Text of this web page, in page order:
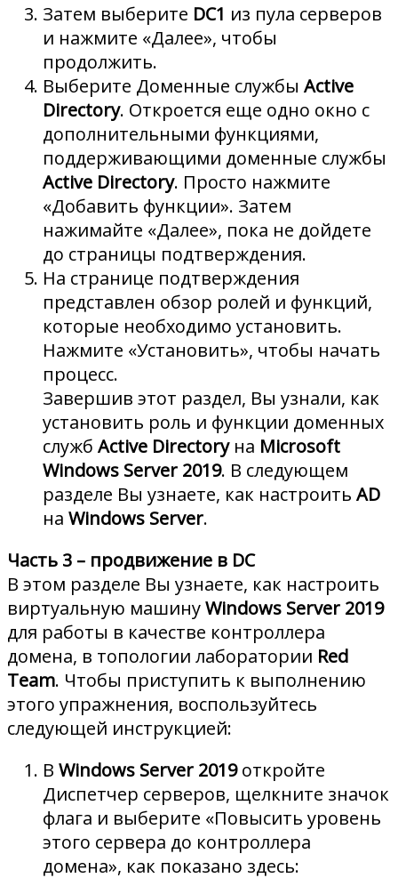
Затем выберите DC1 из пула серверов
и нажмите «Далее», чтобы
продолжить.
Выберите Доменные службы Active
Directory. Откроется еще одно окно с
дополнительными функциями,
поддерживающими доменные службы
Active Directory. Просто нажмите
«Добавить функции». Затем
нажимайте «Далее», пока не дойдете
до страницы подтверждения.
На странице подтверждения
представлен обзор ролей и функций,
которые необходимо установить.
Нажмите «Установить», чтобы начать
процесс.
Завершив этот раздел, Вы узнали, как
установить роль и функции доменных
служб Active Directoryна Microsoft
Windows Server 2019. В следующем
разделе Вы узнаете, как настроить AD
на Windows Server.
Часть 3 – продвижение в DC
В этом разделе Вы узнаете, как настроить
виртуальную машинуWindows Server 2019
для работы в качестве контроллера
домена, в топологии лаборатории Red
Team. Чтобы приступить к выполнению
этого упражнения, воспользуйтесь
следующей инструкцией:
В Windows Server 2019откройте
Диспетчер серверов, щелкните значок
флага и выберите «Повысить уровень
этого сервера до контроллера
домена», как показано здесь: